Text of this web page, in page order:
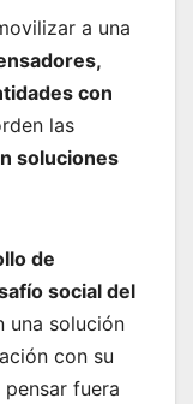
a una
con
las
soluciones
de
social del
una solución
con su
fuera